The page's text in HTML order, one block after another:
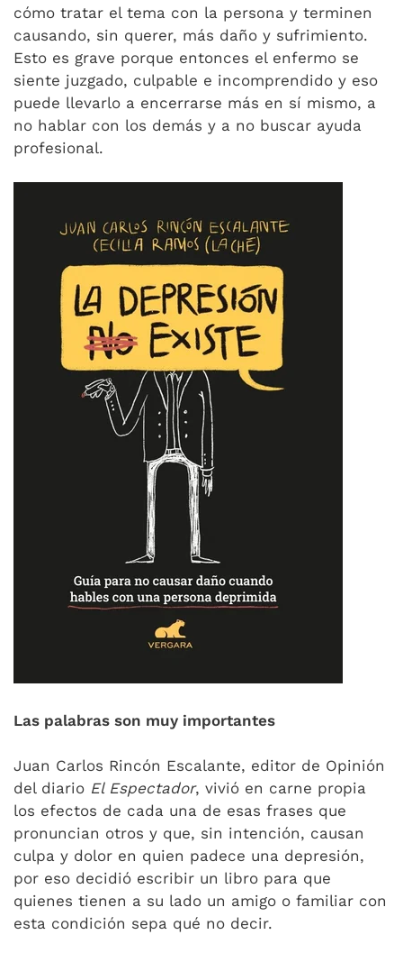
cómo tratar el tema con la persona y terminen
causando, sin querer, más daño y sufrimiento.
Esto es grave porque entonces el enfermo se
siente juzgado, culpable e incomprendido y eso
puede llevarlo a encerrarse más en sí mismo, a
no hablar con los demás y a no buscar ayuda
profesional.
Las palabras son muy importantes
Juan Carlos Rincón Escalante, editor de Opinión
del diario El Espectador, vivió en carne propia
los efectos de cada una de esas frases que
pronuncian otros y que, sin intención, causan
culpa y dolor en quien padece una depresión,
por eso decidió escribir un libro para que
quienes tienen a su lado un amigo o familiar con
esta condición sepa qué no decir.